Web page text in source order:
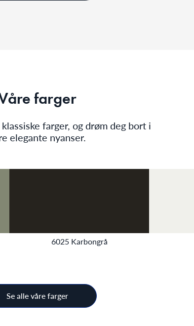
farger
farger, og drøm deg bort i
elegante nyanser.
6025 Karbongrå
Se alle våre farger